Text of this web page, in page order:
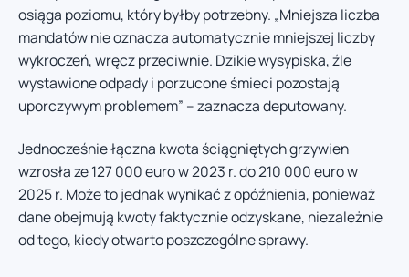
osiąga poziomu, który byłby potrzebny. „Mniejsza liczba
mandatów nie oznacza automatycznie mniejszej liczby
wykroczeń, wręcz przeciwnie. Dzikie wysypiska, źle
wystawione odpady i porzucone śmieci pozostają
uporczywym problemem” – zaznacza deputowany.
Jednocześnie łączna kwota ściągniętych grzywien
wzrosła ze 127 000 euro w 2023 r. do 210 000 euro w
2025 r. Może to jednak wynikać z opóźnienia, ponieważ
dane obejmują kwoty faktycznie odzyskane, niezależnie
od tego, kiedy otwarto poszczególne sprawy.